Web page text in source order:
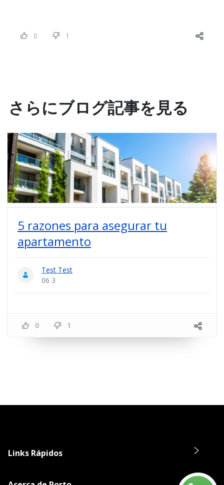
0 1
さらにブログ記事を見る
5 razones para asegurar tu
apartamento
Test Test
06 3
0 1
Links Rápidos